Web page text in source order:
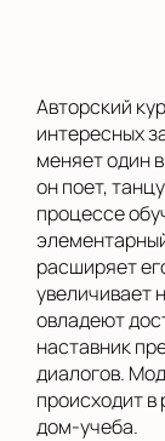
Авторский
интересных
меняет один
он поет,
процессе
расширяет
увеличивает
овладеют
наставник
диалогов.
происходит в
дом-учеба.